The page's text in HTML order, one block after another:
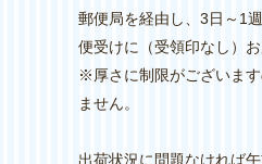
郵便局を経由し、3日～1
便受けに（受領印なし）お
※厚さに制限がございま
ません。
出荷状況に問題なければ